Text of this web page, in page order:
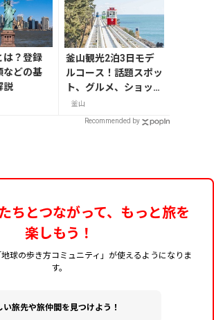
は？登録
などの基
説
釜山観光2泊3日モデ
ルコース！話題スポッ
ト、グルメ、ショッピ
ングを満喫
釜山
Recommended by
ちとつながって、もっと旅を
楽しもう！
球の歩き方コミュニティ」が使えるようになりま
す。
い旅先や旅仲間を見つけよう！